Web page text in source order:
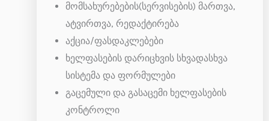
მომსახურებების(სერვისების) მართვა,
ატვირთვა, რედაქტირება
აქცია/ფასდაკლებები
ხელფასების დარიცხვის სხვადასხვა
სისტემა და ფორმულები
გაცემული და გასაცემი ხელფასების
კონტროლი